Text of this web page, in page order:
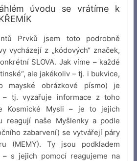
úvodu se vrátíme k
Prvků jsem toto podrobně
vycházejí z „kódových“ značek,
SLOVA. Jak víme – každé
ale jakékoliv – tj. i bukvice,
mayské obrázkové písmo) je
– tj. vyzařuje informace z toho
Kosmické Mysli – je to jejich
reagují naše Myšlenky a podle
zabarvení) se vytvářejí páry
(MEMY). Ty jsou podkladem
– s jejich pomocí reagujeme na